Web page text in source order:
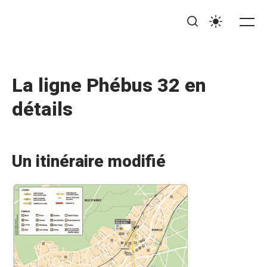
La ligne Phébus 32 en
détails
u
b
l
s
Un itinéraire modifié